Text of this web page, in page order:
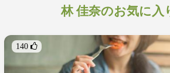
林 佳奈のお気に入
140 